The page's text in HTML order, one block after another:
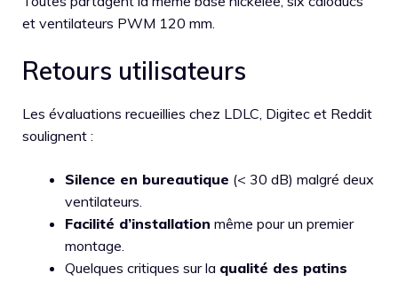
et ventilateurs PWM 120 mm.
Retours utilisateurs
Les évaluations recueillies chez LDLC, Digitec et Reddit
soulignent :
Silence en bureautique (< 30 dB) malgré deux
ventilateurs.
Facilité d’installation même pour un premier
montage.
Quelques critiques sur la qualité des patins